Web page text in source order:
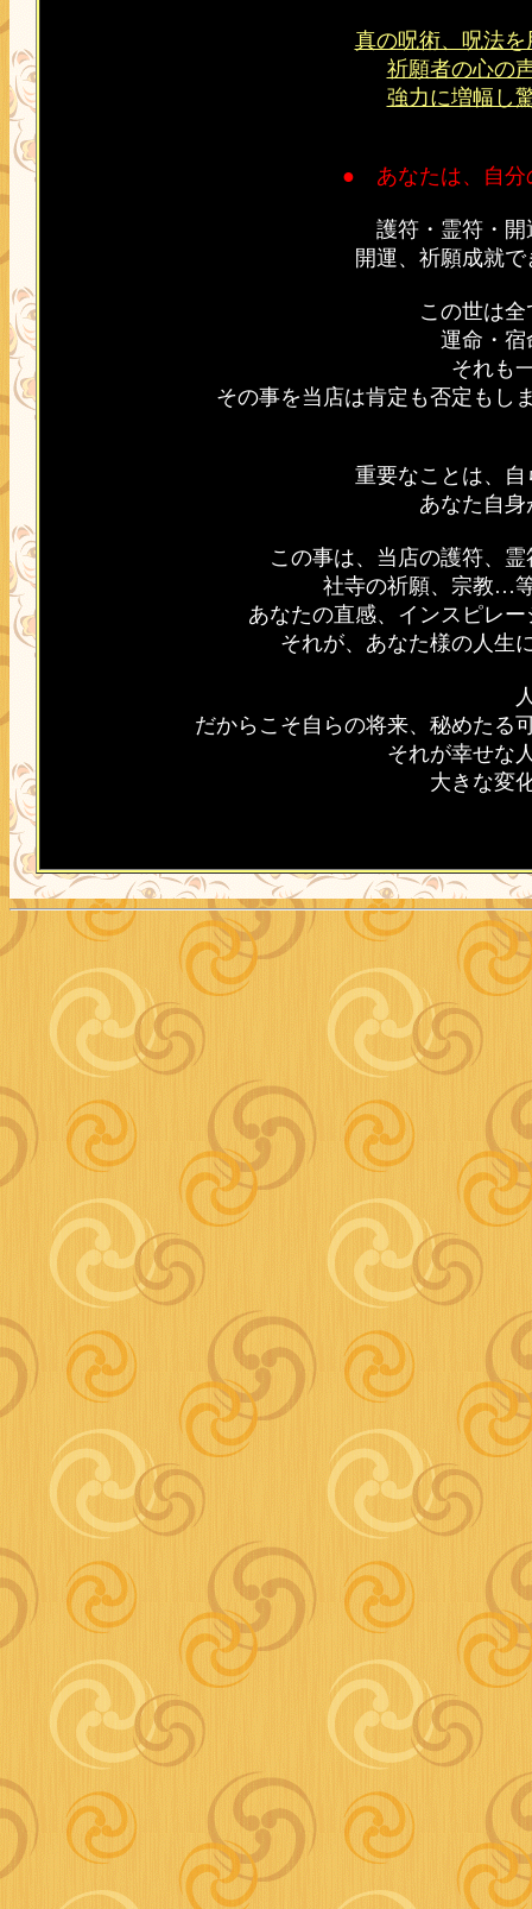
真の呪術、呪法
祈願者の心の
強力に増幅し
● あなたは、自分
護符・霊符・
開運、祈願成就
この世は
運命・
それも
その事を当店は肯定も否定もし
重要なことは、
あなた自
この事は、当店の護符、
社寺の祈願、宗教…
あなたの直感、インスピレ
それが、あなた様の人生
だからこそ自らの将来、秘めたる
それが幸せな
大きな変